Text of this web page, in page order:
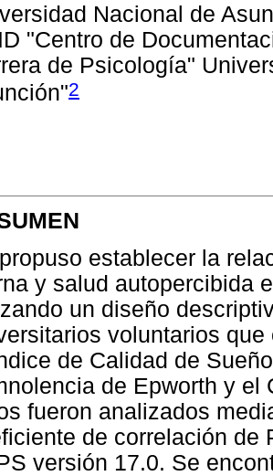
Nacional de
"Centro de
de Psicología"
2
establecer la
y salud autopercibida
un diseño
voluntarios
de Calidad de
de Epworth y el
fueron analizados
de correlación de
versión 17.0. Se